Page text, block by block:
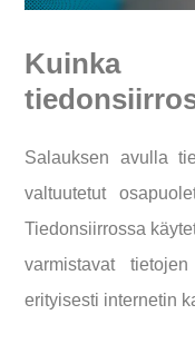
Salauksen avulla
valtuutetut
Tiedonsiirrossa
varmistavat
erityisesti internetin